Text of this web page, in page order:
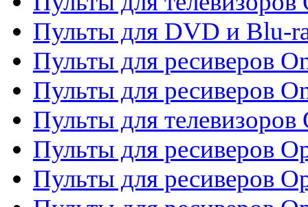
Пульты для DVD и Blu-
Пульты для ресиверов
Пульты для ресиверов
Пульты для телевизоров
Пульты для ресиверов
Пульты для ресиверов